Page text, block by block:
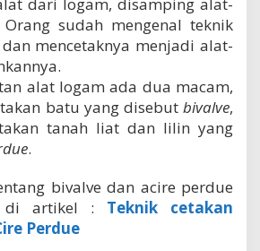
sudah mengenal teknik
mencetaknya menjadi alat-
alat logam ada dua macam,
batu yang disebut bivalve,
tanah liat dan lilin yang
.
bivalve dan acire perdue
di artikel : Teknik cetakan
Perdue